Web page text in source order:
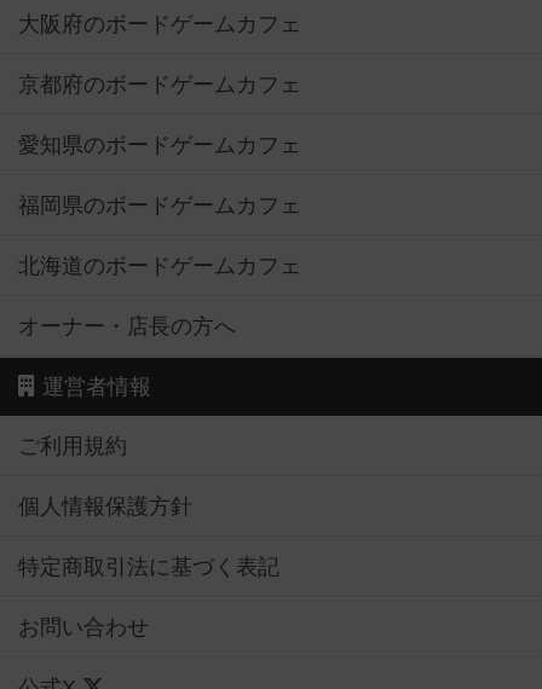
大阪府のボードゲームカフェ
京都府のボードゲームカフェ
愛知県のボードゲームカフェ
福岡県のボードゲームカフェ
北海道のボードゲームカフェ
オーナー・店長の方へ
運営者情報
ご利用規約
個人情報保護方針
特定商取引法に基づく表記
お問い合わせ